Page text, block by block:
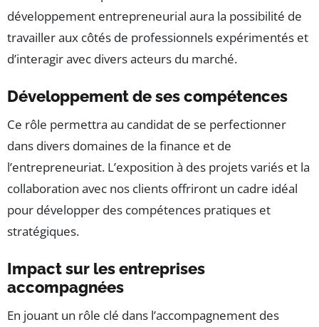
développement entrepreneurial aura la possibilité de
travailler aux côtés de professionnels expérimentés et
d’interagir avec divers acteurs du marché.
Développement de ses compétences
Ce rôle permettra au candidat de se perfectionner
dans divers domaines de la finance et de
l’entrepreneuriat. L’exposition à des projets variés et la
collaboration avec nos clients offriront un cadre idéal
pour développer des compétences pratiques et
stratégiques.
Impact sur les entreprises
accompagnées
En jouant un rôle clé dans l’accompagnement des